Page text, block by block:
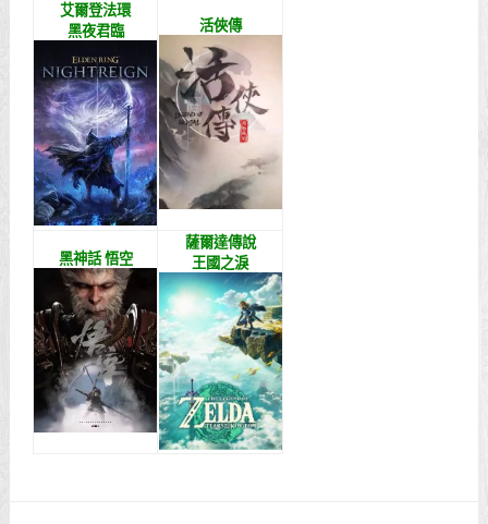
艾爾登法環
黑夜君臨
活俠傳
黑神話 悟空
薩爾達傳說
王國之淚